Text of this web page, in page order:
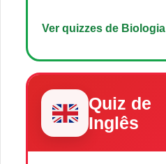
Ver quizzes de Biologia
Quiz de
Inglês